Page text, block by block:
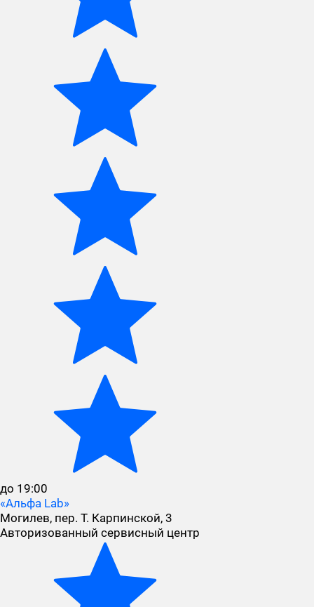
до 19:00
«Альфа Lab»
Могилев, пер. Т. Карпинской, 3
Авторизованный сервисный центр